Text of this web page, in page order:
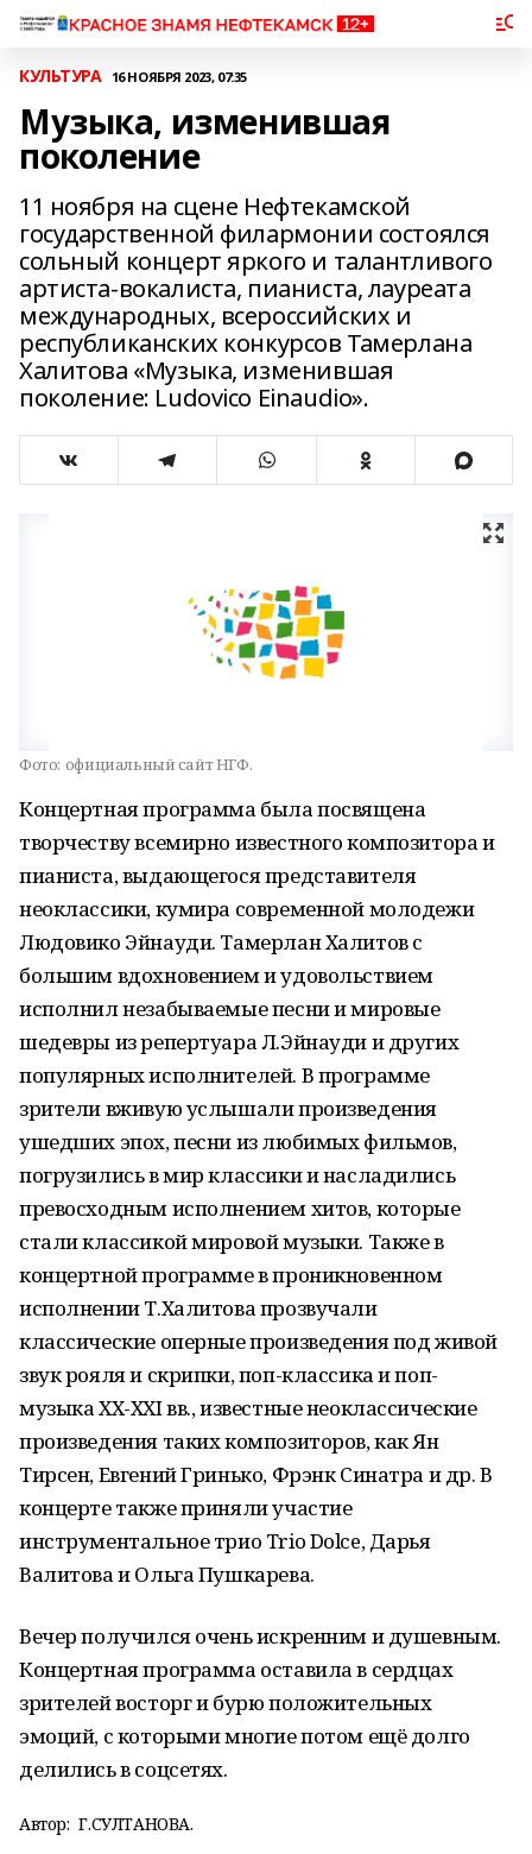
КУЛЬТУРА 16 НОЯБРЯ 2023, 07:35
Музыка, изменившая
поколение
11 ноября на сцене Нефтекамской
государственной филармонии состоялся
сольный концерт яркого и талантливого
артиста-вокалиста, пианиста, лауреата
международных, всероссийских и
республиканских конкурсов Тамерлана
Халитова «Музыка, изменившая
поколение: Ludovico Einaudio».
Фото: официальный сайт НГФ.
Концертная программа была посвящена
творчеству всемирно известного композитора и
пианиста, выдающегося представителя
неоклассики, кумира современной молодежи
Людовико Эйнауди. Тамерлан Халитов с
большим вдохновением и удовольствием
исполнил незабываемые песни и мировые
шедевры из репертуара Л.Эйнауди и других
популярных исполнителей. В программе
зрители вживую услышали произведения
ушедших эпох, песни из любимых фильмов,
погрузились в мир классики и насладились
превосходным исполнением хитов, которые
стали классикой мировой музыки. Также в
концертной программе в проникновенном
исполнении Т.Халитова прозвучали
классические оперные произведения под живой
звук рояля и скрипки, поп-классика и поп-
музыка XX-XXI вв., известные неоклассические
произведения таких композиторов, как Ян
Тирсен, Евгений Гринько, Фрэнк Синатра и др. В
концерте также приняли участие
инструментальное трио Trio Dolce, Дарья
Валитова и Ольга Пушкарева.
Вечер получился очень искренним и душевным.
Концертная программа оставила в сердцах
зрителей восторг и бурю положительных
эмоций, с которыми многие потом ещё долго
делились в соцсетях.
Автор: Г.СУЛТАНОВА.